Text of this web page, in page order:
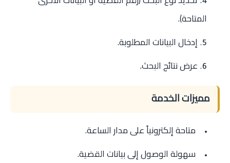
المتاحة).
إدخال البيانات المطلوبة.
عرض نتائج البحث.
مميزات الخدمة
متاحة إلكترونياً على مدار الساعة.
سهولة الوصول إلى بيانات القضية.